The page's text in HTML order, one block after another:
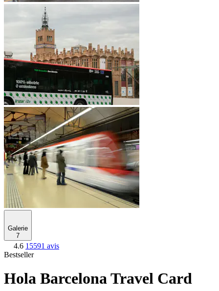
Galerie
7
4.6 15591 avis
Bestseller
Hola Barcelona Travel Card